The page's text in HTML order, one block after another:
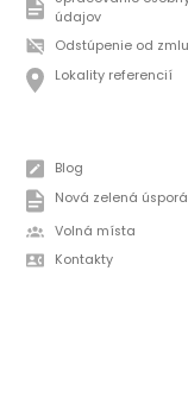
údajov
Odstúpenie od
Lokality referencií
Blog
Nová zelená
Volná místa
Kontakty